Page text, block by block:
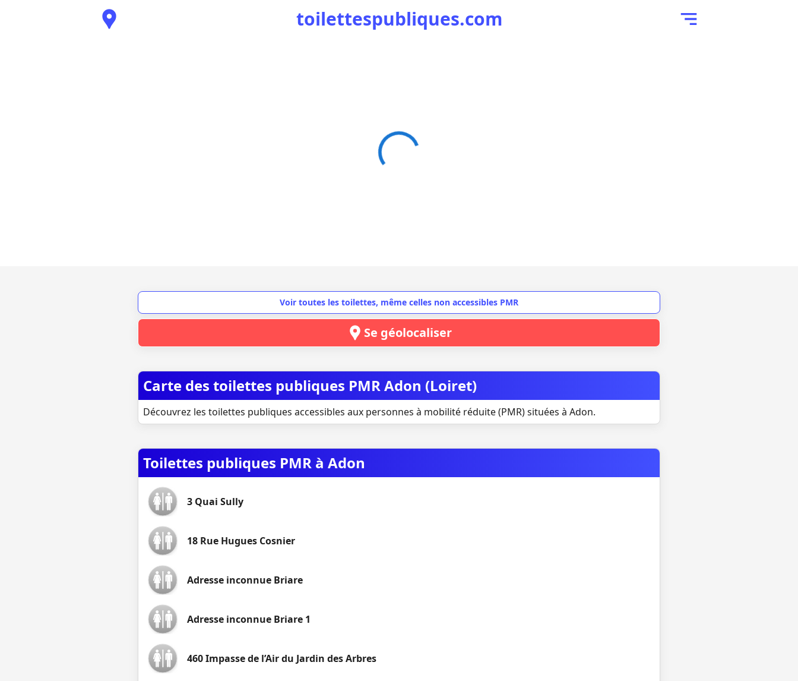
toilettespubliques.com
Voir toutes les toilettes, même celles non accessibles PMR
Se géolocaliser
Carte des toilettes publiques PMR Adon (Loiret)
Découvrez les toilettes publiques accessibles aux personnes à mobilité réduite (PMR) situées à Adon.
Toilettes publiques PMR à Adon
3 Quai Sully
18 Rue Hugues Cosnier
Adresse inconnue Briare
Adresse inconnue Briare 1
460 Impasse de l’Air du Jardin des Arbres